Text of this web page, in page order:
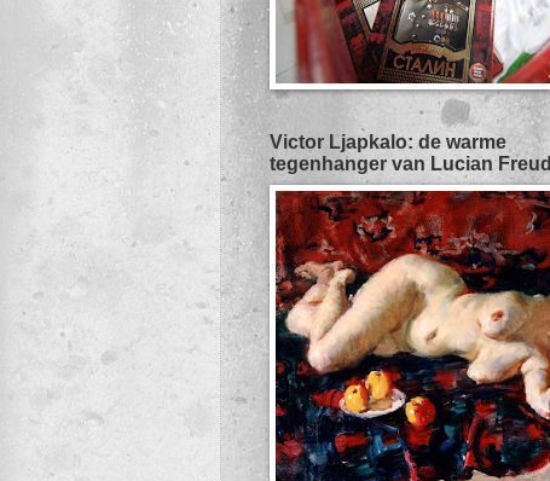
Victor Ljapkalo: de warme
tegenhanger van Lucian Freud